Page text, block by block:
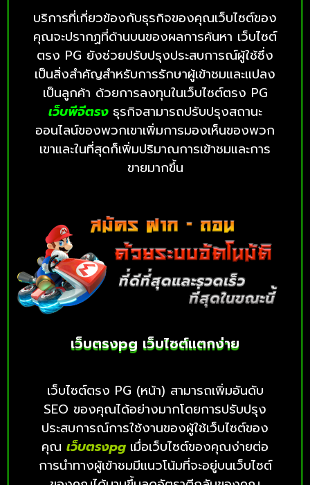
บริการที่เกี่ยวข้องกับธุรกิจของคุณเว็บไซต์ของ
คุณจะปรากฏที่ด้านบนของผลการค้นหา เว็บไซต์
ตรง PG ยังช่วยปรับปรุงประสบการณ์ผู้ใช้ซึ่ง
เป็นสิ่งสำคัญสำหรับการรักษาผู้เข้าชมและแปลง
เป็นลูกค้า ด้วยการลงทุนในเว็บไซต์ตรง PG
เว็บพีจีตรง ธุรกิจสามารถปรับปรุงสถานะ
ออนไลน์ของพวกเขาเพิ่มการมองเห็นของพวก
เขาและในที่สุดก็เพิ่มปริมาณการเข้าชมและการ
ขายมากขึ้น
เว็บตรงpg เว็บไซต์แตกง่าย
เว็บไซต์ตรง PG (หน้า) สามารถเพิ่มอันดับ
SEO ของคุณได้อย่างมากโดยการปรับปรุง
ประสบการณ์การใช้งานของผู้ใช้เว็บไซต์ของ
คุณ เว็บตรงpg เมื่อเว็บไซต์ของคุณง่ายต่อ
การนำทางผู้เข้าชมมีแนวโน้มที่จะอยู่บนเว็บไซต์